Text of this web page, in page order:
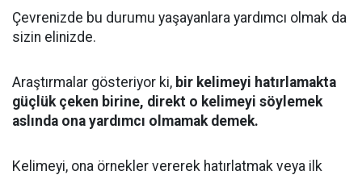
Çevrenizde bu durumu yaşayanlara yardımcı olmak da
sizin elinizde.
Araştırmalar gösteriyor ki, bir kelimeyi hatırlamakta
güçlük çeken birine, direkt o kelimeyi söylemek
aslında ona yardımcı olmamak demek.
Kelimeyi, ona örnekler vererek hatırlatmak veya ilk